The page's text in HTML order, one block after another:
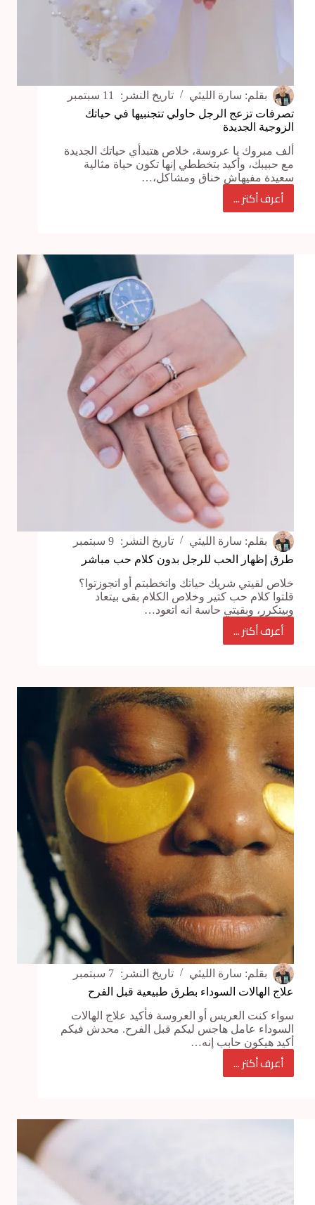
بقلم: سارة الليثي تاريخ النشر:
تصرفات تزعج الرجل حاولي تتجنبيها في حياتك
الزوجية الجديدة
ألف مبروك يا عروسة، خلاص هتبدأي حياتك الجديدة
مع حبيبك، وأكيد بتخططي إنها تكون حياة مثالية
سعيدة مفيهاش خناق ومشاكل،…
أعرف أكتر ...
تصرفات
الزوجية
الجديدة
بقلم: سارة الليثي تاريخ النشر:
طرق إظهار الحب للرجل بدون كلام حب مباشر
خلاص لقيتي شريك حياتك واتخطبتم أو اتجوزتوا؟
قلتوا كلام حب كتير وخلاص الكلام بقى بيتعاد
وبيتكرر، وبقيتي حاسة انه اتعود…
أعرف أكتر ...
طرق
للرجل
بدون
كلام
حب
مباشر
بقلم: سارة الليثي تاريخ النشر:
علاج الهالات السوداء بطرق طبيعية قبل الفرح
سواء كنت العريس أو العروسة فأكيد علاج الهالات
السوداء عامل هاجس ليكم قبل الفرح. محدش فيكم
أكيد هيكون حابب إنه…
أعرف أكتر ...
علاج